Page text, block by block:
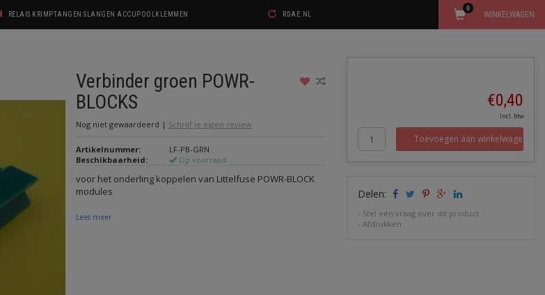
RELAIS KRIMPTANGEN SLANGEN ACCUPOOLKLEMMEN RDAE.NL WINKELWAGEN
0
Verbinder groen POWR-
BLOCKS
Nog niet gewaardeerd | Schrijf je eigen review
Artikelnummer:
LF-PB-GRN
Beschikbaarheid:
Op voorraad
voor het onderling koppelen van Littelfuse POWR-BLOCK
modules
Lees meer
€0,40
Incl. btw
Toevoegen aan winkelwagen
Delen:
- Stel een vraag over dit product
-Afdrukken